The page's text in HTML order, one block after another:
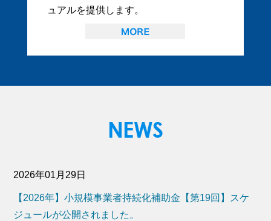
ュアルを提供します。
2026年01月29日
【2026年】小規模事業者持続化補助金【第19回】スケ
ジュールが公開されました。